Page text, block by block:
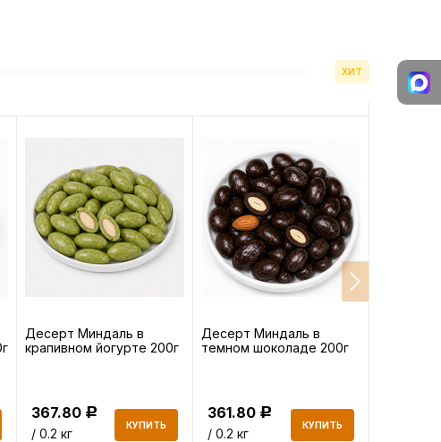
ХИТ
Десерт Миндаль в
крапивном йогурте 200г
367.80 Р
/ 0.2 кг
КУПИТЬ
Десерт Миндаль в
темном шоколаде 200г
361.80 Р
/ 0.2 кг
КУПИТЬ